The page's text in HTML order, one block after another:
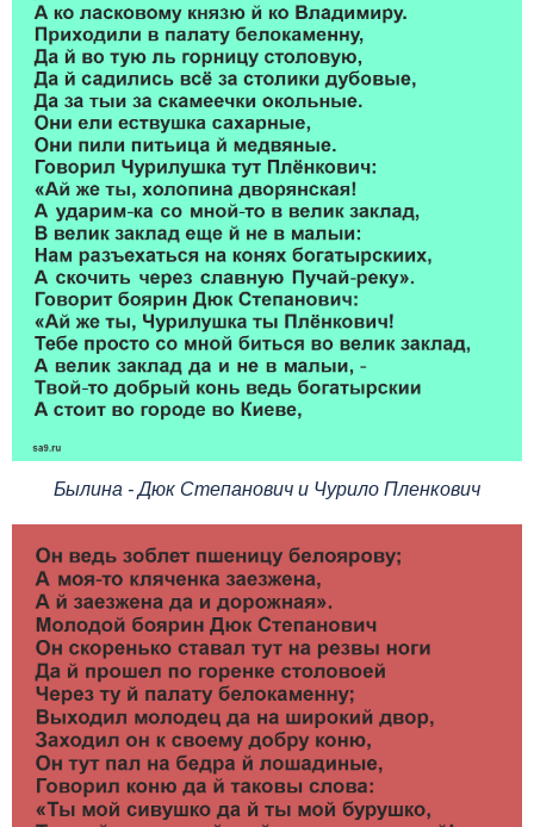
Былина - Дюк Степанович и Чурило Пленкович